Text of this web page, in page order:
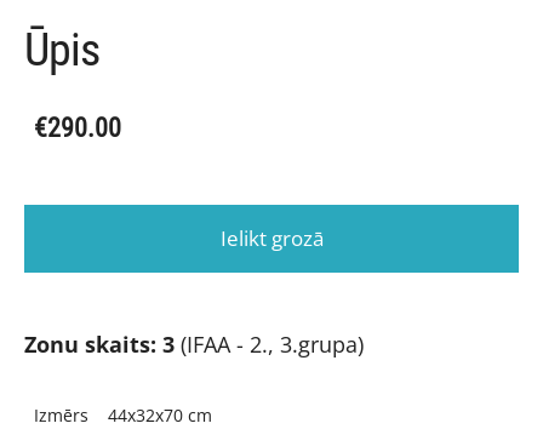
Ūpis
€290.00
Ielikt grozā
Zonu skaits: 3 (IFAA - 2., 3.grupa)
Izmērs
44x32x70 cm